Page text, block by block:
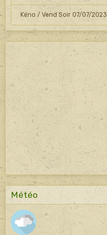
Kéno / Vend Soir 07/07/2023
Météo